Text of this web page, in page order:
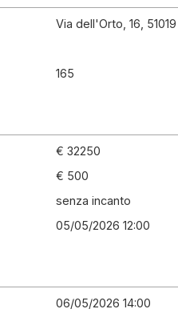
Via dell'Orto, 16,
165
€ 32250
€ 500
senza incanto
05/05/2026 12:00
06/05/2026 14:00